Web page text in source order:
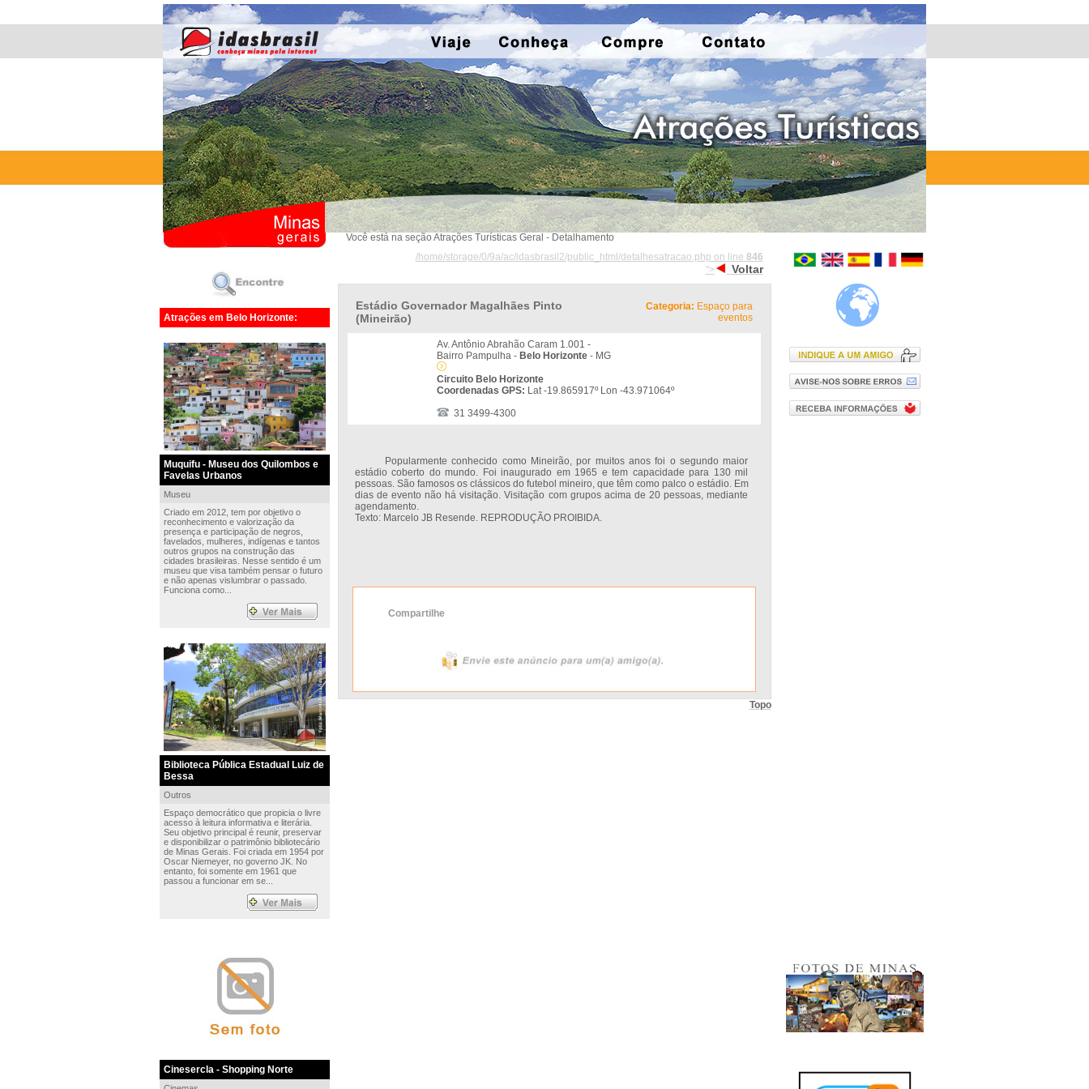
Atrações em Belo Horizonte:
Muquifu - Museu dos Quilombos e
Favelas Urbanos
Museu
Criado em 2012, tem por objetivo o
reconhecimento e valorização da
presença e participação de negros,
favelados, mulheres, indígenas e tantos
outros grupos na construção das
cidades brasileiras. Nesse sentido é um
museu que visa também pensar o futuro
e não apenas vislumbrar o passado.
Funciona como...
Biblioteca Pública Estadual Luiz de
Bessa
Outros
Espaço democrático que propicia o livre
acesso à leitura informativa e literária.
Seu objetivo principal é reunir, preservar
e disponibilizar o patrimônio bibliotecário
de Minas Gerais. Foi criada em 1954 por
Oscar Niemeyer, no governo JK. No
entanto, foi somente em 1961 que
passou a funcionar em se...
Cinesercla - Shopping Norte
Você está na seção Atrações Turísticas Geral - Detalhamento
/home/storage/0/9a/ac/idasbrasil2/public_html/detalhesatracao.php on line 846
">
Voltar
Estádio Governador Magalhães Pinto
(Mineirão)
Categoria: Espaço para
eventos
Av. Antônio Abrahão Caram 1.001 -
Bairro Pampulha - Belo Horizonte - MG
Circuito Belo Horizonte
Coordenadas GPS: Lat -19.865917º Lon -43.971064º
31 3499-4300
Popularmente conhecido como Mineirão, por muitos anos foi o segundo maior
estádio coberto do mundo. Foi inaugurado em 1965 e tem capacidade para 130 mil
pessoas. São famosos os clássicos do futebol mineiro, que têm como palco o estádio. Em
dias de evento não há visitação. Visitação com grupos acima de 20 pessoas, mediante
agendamento.
Texto: Marcelo JB Resende. REPRODUÇÃO PROIBIDA.
Compartilhe
Topo